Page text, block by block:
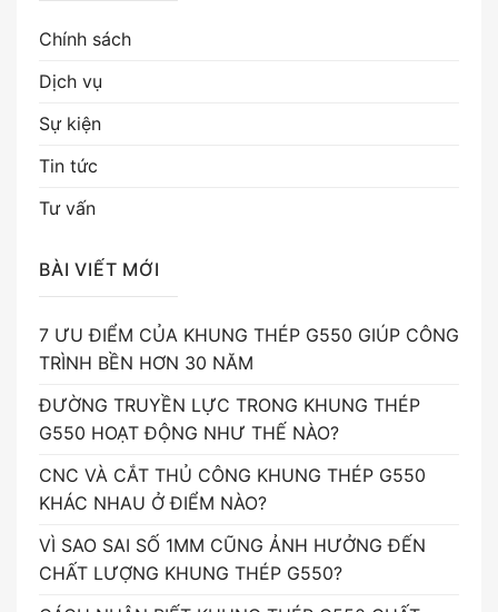
Chính sách
Dịch vụ
Sự kiện
Tin tức
Tư vấn
BÀI VIẾT MỚI
7 ƯU ĐIỂM CỦA KHUNG THÉP G550 GIÚP CÔNG
TRÌNH BỀN HƠN 30 NĂM
ĐƯỜNG TRUYỀN LỰC TRONG KHUNG THÉP
G550 HOẠT ĐỘNG NHƯ THẾ NÀO?
CNC VÀ CẮT THỦ CÔNG KHUNG THÉP G550
KHÁC NHAU Ở ĐIỂM NÀO?
VÌ SAO SAI SỐ 1MM CŨNG ẢNH HƯỞNG ĐẾN
CHẤT LƯỢNG KHUNG THÉP G550?